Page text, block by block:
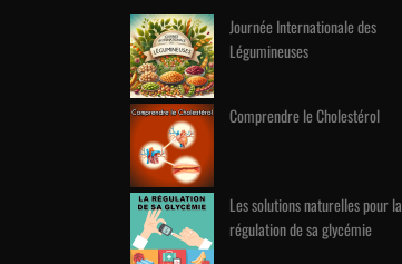
Journée Internationale des
Légumineuses
Comprendre le Cholestérol
Les solutions naturelles pour la
régulation de sa glycémie